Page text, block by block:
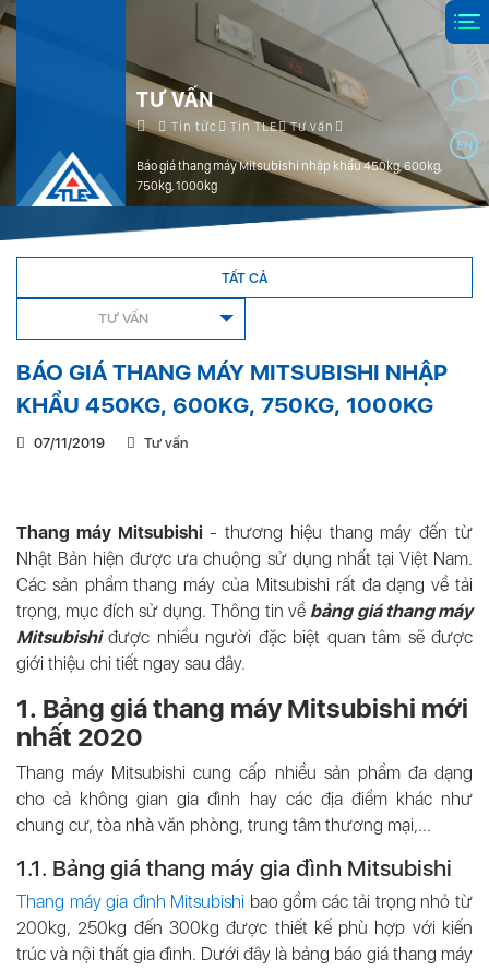
EN
TƯ VẤN
Tin tức Tin TLE Tư vấn
Báo giá thang máy Mitsubishi nhập khẩu 450kg, 600kg,
750kg, 1000kg
TẤT CẢ
TƯ VẤN
BÁO GIÁ THANG MÁY MITSUBISHI NHẬP
KHẨU 450KG, 600KG, 750KG, 1000KG
07/11/2019 Tư vấn
Thang máy Mitsubishi - thương hiệu thang máy đến từ
Nhật Bản hiện được ưa chuộng sử dụng nhất tại Việt Nam.
Các sản phẩm thang máy của Mitsubishi rất đa dạng về tải
trọng, mục đích sử dụng. Thông tin về bảng giá thang máy
Mitsubishiđược nhiều người đặc biệt quan tâm sẽ được
giới thiệu chi tiết ngay sau đây.
1. Bảng giá thang máy Mitsubishi mới
nhất 2020
Thang máy Mitsubishi cung cấp nhiều sản phẩm đa dạng
cho cả không gian gia đình hay các địa điểm khác như
chung cư, tòa nhà văn phòng, trung tâm thương mại,...
1.1. Bảng giá thang máy gia đình Mitsubishi
Thang máy gia đình Mitsubishi bao gồm các tải trọng nhỏ từ
200kg, 250kg đến 300kg được thiết kế phù hợp với kiến
trúc và nội thất gia đình. Dưới đây là bảng báo giá thang máy